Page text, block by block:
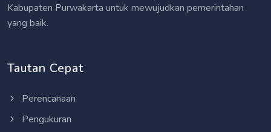
Kabupaten Purwakarta untuk mewujudkan pemerintahan
yang baik.
Tautan Cepat
Perencanaan
Pengukuran